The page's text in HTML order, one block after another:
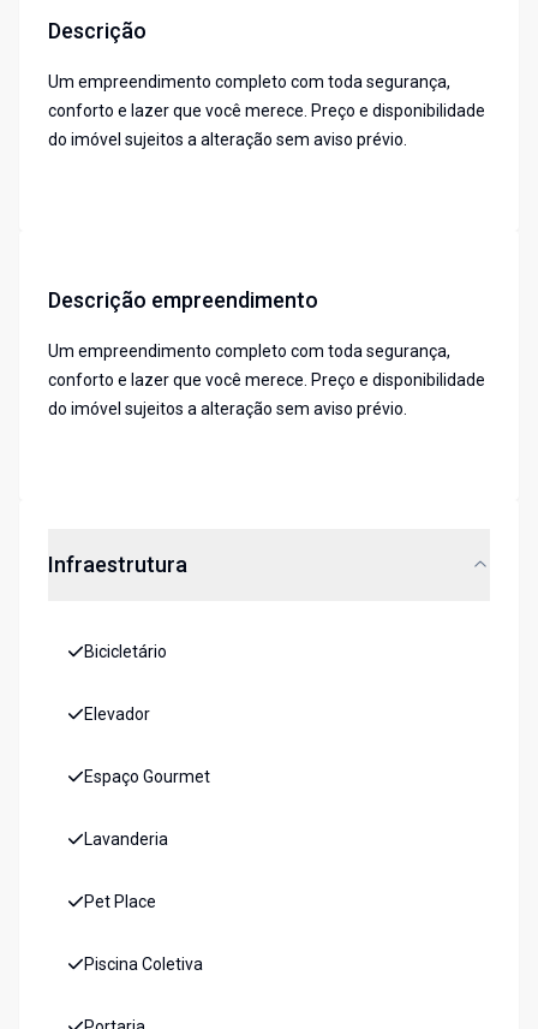
Descrição
Um empreendimento completo com toda segurança,
conforto e lazer que você merece. Preço e disponibilidade
do imóvel sujeitos a alteração sem aviso prévio.
Descrição empreendimento
Um empreendimento completo com toda segurança,
conforto e lazer que você merece. Preço e disponibilidade
do imóvel sujeitos a alteração sem aviso prévio.
Infraestrutura
Bicicletário
Elevador
Espaço Gourmet
Lavanderia
Pet Place
Piscina Coletiva